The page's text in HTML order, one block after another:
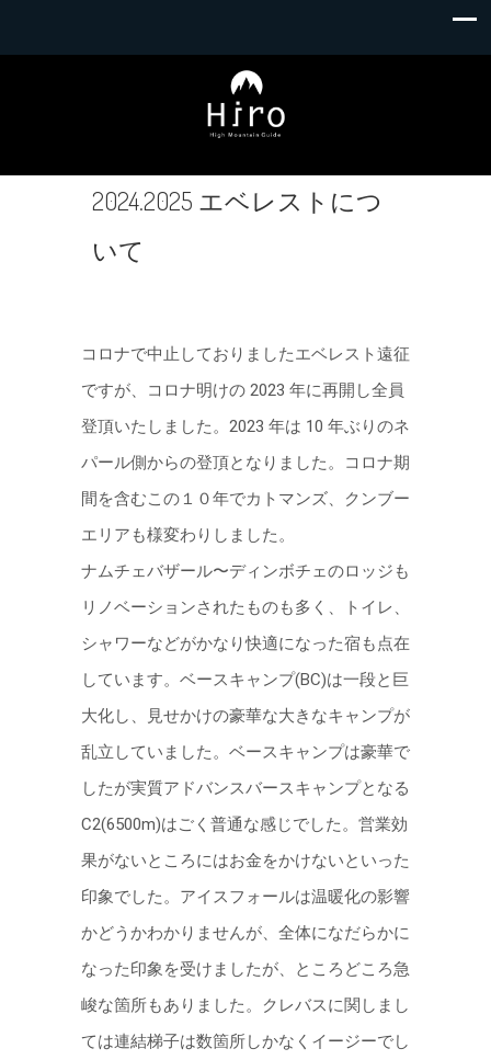
2024.2025 エベレストにつ
いて
コロナで中⽌しておりましたエベレスト遠征
ですが、コロナ明けの 2023 年に再開し全員
登頂いたしました。2023 年は 10 年ぶりのネ
パール側からの登頂となりました。コロナ期
間を含むこの１０年でカトマンズ、クンブー
エリアも様変わりしました。
ナムチェバザール〜ディンボチェのロッジも
リノベーションされたものも多く、トイレ、
シャワーなどがかなり快適になった宿も点在
しています。ベースキャンプ(BC)は⼀段と巨
⼤化し、⾒せかけの豪華な⼤きなキャンプが
乱⽴していました。ベースキャンプは豪華で
したが実質アドバンスバースキャンプとなる
C2(6500m)はごく普通な感じでした。営業効
果がないところにはお⾦をかけないといった
印象でした。アイスフォールは温暖化の影響
かどうかわかりませんが、全体になだらかに
なった印象を受けましたが、ところどころ急
峻な箇所もありました。クレバスに関しまし
ては連結梯⼦は数箇所しかなくイージーでし